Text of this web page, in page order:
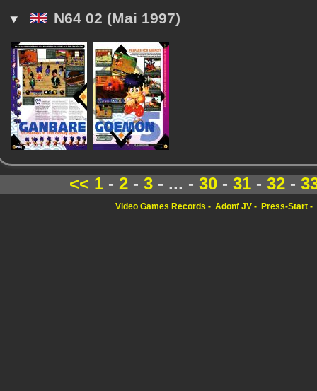
N64 02 (Mai 1997)
<< 1- 2- 3- ... - 30- 31- 32-
Video Games Records Adonf JV Press-Start